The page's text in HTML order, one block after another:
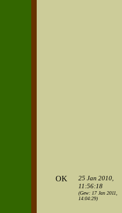
OK
25 Jan 2010,
11:56:18
(Gew: 17 Jan 2011,
14:04:29)